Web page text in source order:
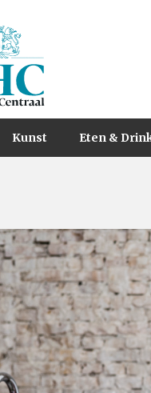
Kunst Eten &